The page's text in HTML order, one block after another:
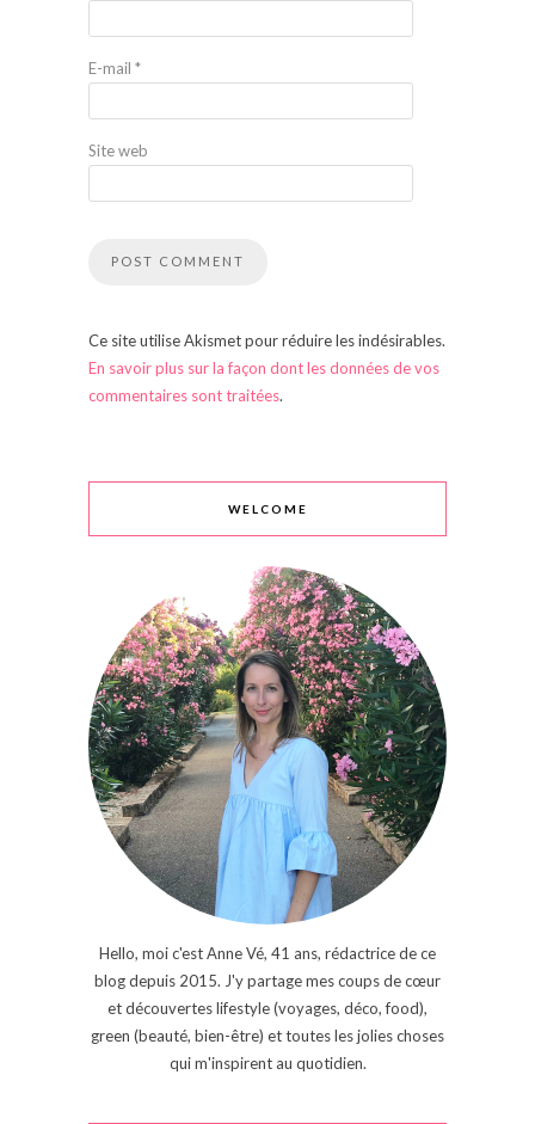
E-mail *
Site web
Ce site utilise Akismet pour réduire les indésirables.
En savoir plus sur la façon dont les données de vos
commentaires sont traitées.
WELCOME
Hello, moi c'est Anne Vé, 41 ans, rédactrice de ce
blog depuis 2015. J'y partage mes coups de cœur
et découvertes lifestyle (voyages, déco, food),
green (beauté, bien-être) et toutes les jolies choses
qui m'inspirent au quotidien.